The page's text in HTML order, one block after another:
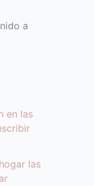
a
en las
las